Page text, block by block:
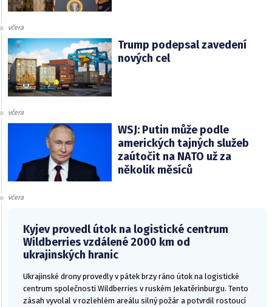
včera
Trump podepsal zavedení
nových cel
včera
WSJ: Putin může podle
amerických tajných služeb
zaútočit na NATO už za
několik měsíců
včera
Kyjev provedl útok na logistické centrum
Wildberries vzdálené 2000 km od
ukrajinských hranic
Ukrajinské drony provedly v pátek brzy ráno útok na logistické
centrum společnosti Wildberries v ruském Jekatěrinburgu. Tento
zásah vyvolal v rozlehlém areálu silný požár a potvrdil rostoucí